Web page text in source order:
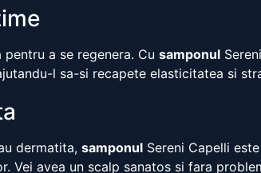
a se regenera. Cu samponul
l sa-si recapete elasticitatea si
dermatita, samponul Sereni Capelli
Vei avea un scalp sanatos si fara